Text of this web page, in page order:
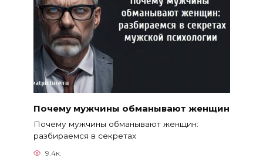
Почему мужчины обманывают женщин
Почему мужчины обманывают женщин:
разбираемся в секретах
9.4к.